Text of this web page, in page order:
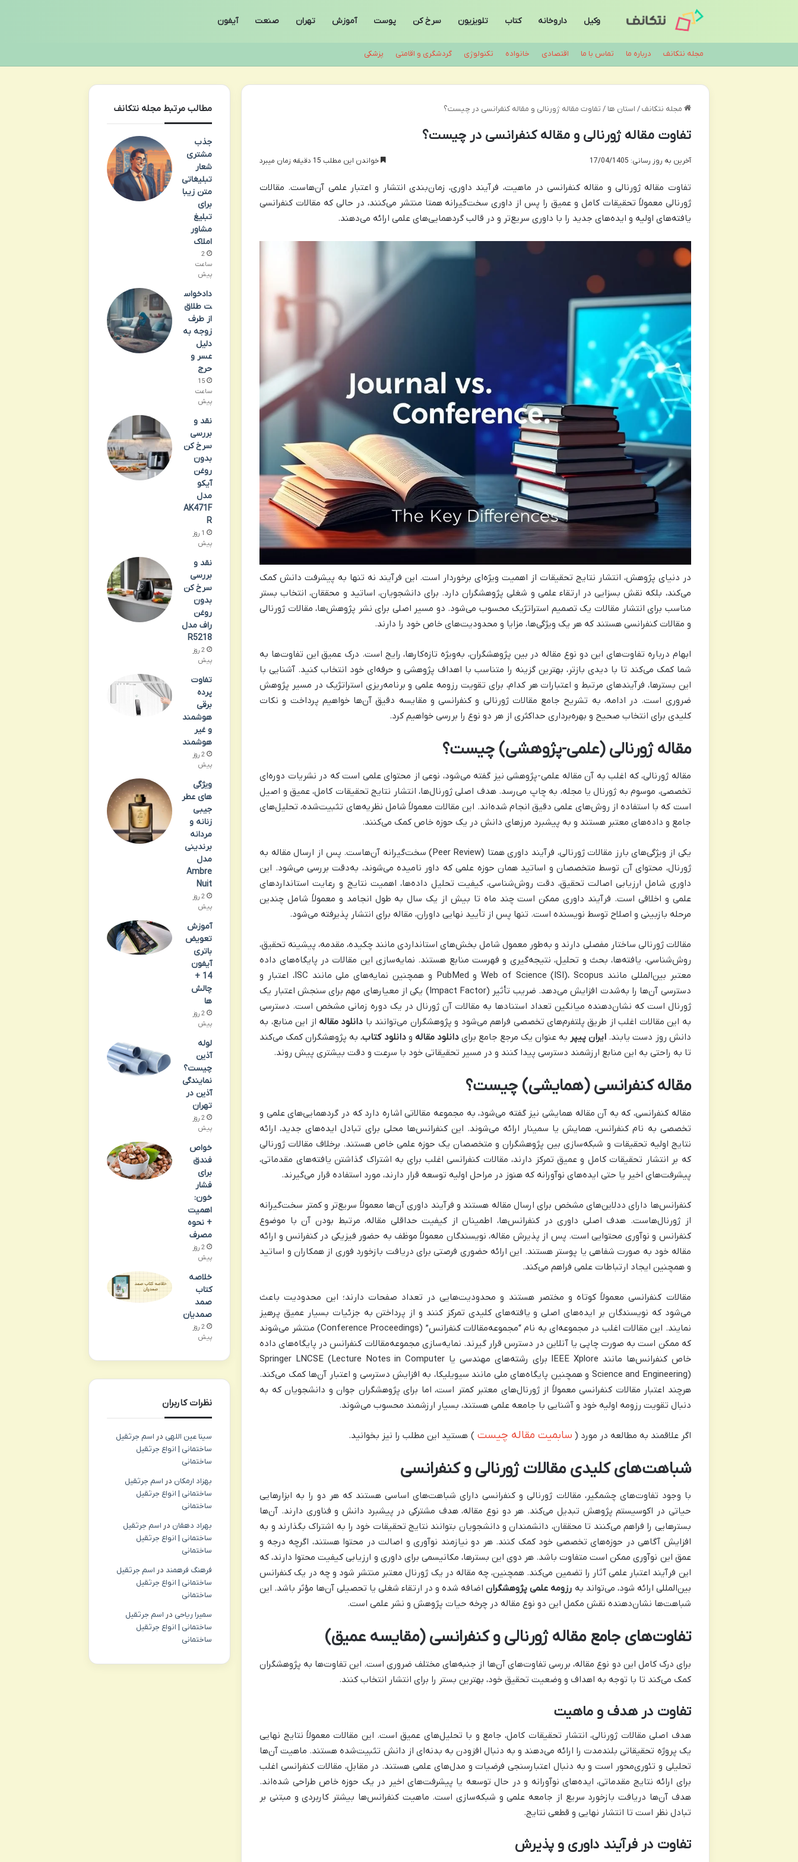
وکیل داروخانه کتاب تلویزیون سرخ کن پوست آموزش تهران صنعت آیفون
مجله نتکانف درباره ما تماس با ما اقتصادی خانواده تکنولوژی گردشگری و اقامتی پزشکی
مجله نتکانف / استان ها / تفاوت مقاله ژورنالی و مقاله کنفرانسی در چیست؟
تفاوت مقاله ژورنالی و مقاله کنفرانسی در چیست؟
آخرین به روز رسانی: 17/04/1405 خواندن این مطلب 15 دقیقه زمان میبرد
تفاوت مقاله ژورنالی و مقاله کنفرانسی در ماهیت، فرآیند داوری، زمان‌بندی انتشار و اعتبار علمی آن‌هاست. مقالات
ژورنالی معمولاً تحقیقات کامل و عمیق را پس از داوری سخت‌گیرانه همتا منتشر می‌کنند، در حالی که مقالات کنفرانسی
یافته‌های اولیه و ایده‌های جدید را با داوری سریع‌تر و در قالب گردهمایی‌های علمی ارائه می‌دهند.
در دنیای پژوهش، انتشار نتایج تحقیقات از اهمیت ویژه‌ای برخوردار است. این فرآیند نه تنها به پیشرفت دانش کمک
می‌کند، بلکه نقش بسزایی در ارتقاء علمی و شغلی پژوهشگران دارد. برای دانشجویان، اساتید و محققان، انتخاب بستر
مناسب برای انتشار مقالات یک تصمیم استراتژیک محسوب می‌شود. دو مسیر اصلی برای نشر پژوهش‌ها، مقالات ژورنالی
و مقالات کنفرانسی هستند که هر یک ویژگی‌ها، مزایا و محدودیت‌های خاص خود را دارند.
ابهام درباره تفاوت‌های این دو نوع مقاله در بین پژوهشگران، به‌ویژه تازه‌کارها، رایج است. درک عمیق این تفاوت‌ها به
شما کمک می‌کند تا با دیدی بازتر، بهترین گزینه را متناسب با اهداف پژوهشی و حرفه‌ای خود انتخاب کنید. آشنایی با
این بسترها، فرآیندهای مرتبط و اعتبارات هر کدام، برای تقویت رزومه علمی و برنامه‌ریزی استراتژیک در مسیر پژوهش
ضروری است. در ادامه، به تشریح جامع مقالات ژورنالی و کنفرانسی و مقایسه دقیق آن‌ها خواهیم پرداخت و نکات
کلیدی برای انتخاب صحیح و بهره‌برداری حداکثری از هر دو نوع را بررسی خواهیم کرد.
مقاله ژورنالی (علمی-پژوهشی) چیست؟
مقاله ژورنالی، که اغلب به آن مقاله علمی-پژوهشی نیز گفته می‌شود، نوعی از محتوای علمی است که در نشریات دوره‌ای
تخصصی، موسوم به ژورنال یا مجله، به چاپ می‌رسد. هدف اصلی ژورنال‌ها، انتشار نتایج تحقیقات کامل، عمیق و اصیل
است که با استفاده از روش‌های علمی دقیق انجام شده‌اند. این مقالات معمولاً شامل نظریه‌های تثبیت‌شده، تحلیل‌های
جامع و داده‌های معتبر هستند و به پیشبرد مرزهای دانش در یک حوزه خاص کمک می‌کنند.
یکی از ویژگی‌های بارز مقالات ژورنالی، فرآیند داوری همتا (Peer Review) سخت‌گیرانه آن‌هاست. پس از ارسال مقاله به
ژورنال، محتوای آن توسط متخصصان و اساتید همان حوزه علمی که داور نامیده می‌شوند، به‌دقت بررسی می‌شود. این
داوری شامل ارزیابی اصالت تحقیق، دقت روش‌شناسی، کیفیت تحلیل داده‌ها، اهمیت نتایج و رعایت استانداردهای
علمی و اخلاقی است. فرآیند داوری ممکن است چند ماه تا بیش از یک سال به طول انجامد و معمولاً شامل چندین
مرحله بازبینی و اصلاح توسط نویسنده است. تنها پس از تأیید نهایی داوران، مقاله برای انتشار پذیرفته می‌شود.
مقالات ژورنالی ساختار مفصلی دارند و به‌طور معمول شامل بخش‌های استانداردی مانند چکیده، مقدمه، پیشینه تحقیق،
روش‌شناسی، یافته‌ها، بحث و تحلیل، نتیجه‌گیری و فهرست منابع هستند. نمایه‌سازی این مقالات در پایگاه‌های داده
معتبر بین‌المللی مانند Web of Science (ISI)، Scopus و PubMed و همچنین نمایه‌های ملی مانند ISC، اعتبار و
دسترسی آن‌ها را به‌شدت افزایش می‌دهد. ضریب تأثیر (Impact Factor) یکی از معیارهای مهم برای سنجش اعتبار یک
ژورنال است که نشان‌دهنده میانگین تعداد استنادها به مقالات آن ژورنال در یک دوره زمانی مشخص است. دسترسی
به این مقالات اغلب از طریق پلتفرم‌های تخصصی فراهم می‌شود و پژوهشگران می‌توانند با دانلود مقاله از این منابع، به
دانش روز دست یابند. ایران پیپر به عنوان یک مرجع جامع برایدانلود مقاله ودانلود کتاب، به پژوهشگران کمک می‌کند
تا به راحتی به این منابع ارزشمند دسترسی پیدا کنند و در مسیر تحقیقاتی خود با سرعت و دقت بیشتری پیش روند.
مقاله کنفرانسی (همایشی) چیست؟
مقاله کنفرانسی، که به آن مقاله همایشی نیز گفته می‌شود، به مجموعه مقالاتی اشاره دارد که در گردهمایی‌های علمی و
تخصصی به نام کنفرانس، همایش یا سمینار ارائه می‌شوند. این کنفرانس‌ها محلی برای تبادل ایده‌های جدید، ارائه
نتایج اولیه تحقیقات و شبکه‌سازی بین پژوهشگران و متخصصان یک حوزه علمی خاص هستند. برخلاف مقالات ژورنالی
که بر انتشار تحقیقات کامل و عمیق تمرکز دارند، مقالات کنفرانسی اغلب برای به اشتراک گذاشتن یافته‌های مقدماتی،
پیشرفت‌های اخیر یا حتی ایده‌های نوآورانه که هنوز در مراحل اولیه توسعه قرار دارند، مورد استفاده قرار می‌گیرند.
کنفرانس‌ها دارای ددلاین‌های مشخص برای ارسال مقاله هستند و فرآیند داوری آن‌ها معمولاً سریع‌تر و کمتر سخت‌گیرانه
از ژورنال‌هاست. هدف اصلی داوری در کنفرانس‌ها، اطمینان از کیفیت حداقلی مقاله، مرتبط بودن آن با موضوع
کنفرانس و نوآوری محتوایی است. پس از پذیرش مقاله، نویسندگان معمولاً موظف به حضور فیزیکی در کنفرانس و ارائه
مقاله خود به صورت شفاهی یا پوستر هستند. این ارائه حضوری فرصتی برای دریافت بازخورد فوری از همکاران و اساتید
و همچنین ایجاد ارتباطات علمی فراهم می‌کند.
مقالات کنفرانسی معمولاً کوتاه و مختصر هستند و محدودیت‌هایی در تعداد صفحات دارند؛ این محدودیت باعث
می‌شود که نویسندگان بر ایده‌های اصلی و یافته‌های کلیدی تمرکز کنند و از پرداختن به جزئیات بسیار عمیق پرهیز
نمایند. این مقالات اغلب در مجموعه‌ای به نام “مجموعه‌مقالات کنفرانس” (Conference Proceedings) منتشر می‌شوند
که ممکن است به صورت چاپی یا آنلاین در دسترس قرار گیرند. نمایه‌سازی مجموعه‌مقالات کنفرانس در پایگاه‌های داده
خاص کنفرانس‌ها مانند IEEE Xplore برای رشته‌های مهندسی یا Springer LNCSE (Lecture Notes in Computer
Science and Engineering) و همچنین پایگاه‌های ملی مانند سیویلیکا، به افزایش دسترسی و اعتبار آن‌ها کمک می‌کند.
هرچند اعتبار مقالات کنفرانسی معمولاً از ژورنال‌های معتبر کمتر است، اما برای پژوهشگران جوان و دانشجویان که به
دنبال تقویت رزومه اولیه خود و آشنایی با جامعه علمی هستند، بسیار ارزشمند محسوب می‌شوند.
اگر علاقمند به مطالعه در مورد ( سابمیت مقاله چیست ) هستید این مطلب را نیز بخوانید.
شباهت‌های کلیدی مقالات ژورنالی و کنفرانسی
با وجود تفاوت‌های چشمگیر، مقالات ژورنالی و کنفرانسی دارای شباهت‌های اساسی هستند که هر دو را به ابزارهایی
حیاتی در اکوسیستم پژوهش تبدیل می‌کند. هر دو نوع مقاله، هدف مشترکی در پیشبرد دانش و فناوری دارند. آن‌ها
بسترهایی را فراهم می‌کنند تا محققان، دانشمندان و دانشجویان بتوانند نتایج تحقیقات خود را به اشتراک بگذارند و به
افزایش آگاهی در حوزه‌های تخصصی خود کمک کنند. هر دو نیازمند نوآوری و اصالت در محتوا هستند، اگرچه درجه و
عمق این نوآوری ممکن است متفاوت باشد. هر دوی این بسترها، مکانیسمی برای داوری و ارزیابی کیفیت محتوا دارند، که
این فرآیند اعتبار علمی آثار را تضمین می‌کند. همچنین، چه مقاله در یک ژورنال معتبر منتشر شود و چه در یک کنفرانس
بین‌المللی ارائه شود، می‌تواند به رزومه علمی پژوهشگراناضافه شده و در ارتقاء شغلی یا تحصیلی آن‌ها مؤثر باشد. این
شباهت‌ها نشان‌دهنده نقش مکمل این دو نوع مقاله در چرخه حیات پژوهش و نشر علمی است.
تفاوت‌های جامع مقاله ژورنالی و کنفرانسی (مقایسه عمیق)
برای درک کامل این دو نوع مقاله، بررسی تفاوت‌های آن‌ها از جنبه‌های مختلف ضروری است. این تفاوت‌ها به پژوهشگران
کمک می‌کند تا با توجه به اهداف و وضعیت تحقیق خود، بهترین بستر را برای انتشار انتخاب کنند.
تفاوت در هدف و ماهیت
هدف اصلی مقالات ژورنالی، انتشار تحقیقات کامل، جامع و با تحلیل‌های عمیق است. این مقالات معمولاً نتایج نهایی
یک پروژه تحقیقاتی بلندمدت را ارائه می‌دهند و به دنبال افزودن به بدنه‌ای از دانش تثبیت‌شده هستند. ماهیت آن‌ها
تحلیلی و تئوری‌محور است و به دنبال اعتبارسنجی فرضیات و مدل‌های علمی هستند. در مقابل، مقالات کنفرانسی اغلب
برای ارائه نتایج مقدماتی، ایده‌های نوآورانه و در حال توسعه یا پیشرفت‌های اخیر در یک حوزه خاص طراحی شده‌اند.
هدف آن‌ها دریافت بازخورد سریع از جامعه علمی و شبکه‌سازی است. ماهیت کنفرانس‌ها بیشتر کاربردی و مبتنی بر
تبادل نظر است تا انتشار نهایی و قطعی نتایج.
تفاوت در فرآیند داوری و پذیرش
مطالب مرتبط مجله نتکانف
جذب
مشتری
شعار
تبلیغاتی
متن زیبا
برای
تبلیغ
مشاور
املاک
2
ساعت
پیش
دادخواس
ت طلاق
از طرف
زوجه به
دلیل
عسر و
حرج
15
ساعت
پیش
نقد و
بررسی
سرخ کن
بدون
روغن
آیکو
مدل
AK471F
R
1 روز
پیش
نقد و
بررسی
سرخ کن
بدون
روغن
راف مدل
R5218
2 روز
پیش
تفاوت
پرده
برقی
هوشمند
و غیر
هوشمند
2 روز
پیش
ویژگی
های عطر
جیبی
زنانه و
مردانه
برندینی
مدل
Ambre
Nuit
2 روز
پیش
آموزش
تعویض
باتری
آیفون
14 +
چالش
ها
2 روز
پیش
لوله
آذین
چیست؟
نمایندگی
آذین در
تهران
2 روز
پیش
خواص
فندق
برای
فشار
خون:
اهمیت
+ نحوه
مصرف
2 روز
پیش
خلاصه
کتاب
صمد
صمدیان
2 روز
پیش
نظرات کاربران
سینا عین اللهی در اسم جرثقیل
ساختمانی | انواع جرثقیل
ساختمانی
بهزاد ارمکان در اسم جرثقیل
ساختمانی | انواع جرثقیل
ساختمانی
بهراد دهقان در اسم جرثقیل
ساختمانی | انواع جرثقیل
ساختمانی
فرهنگ فرهمند در اسم جرثقیل
ساختمانی | انواع جرثقیل
ساختمانی
سمیرا ریاحی در اسم جرثقیل
ساختمانی | انواع جرثقیل
ساختمانی